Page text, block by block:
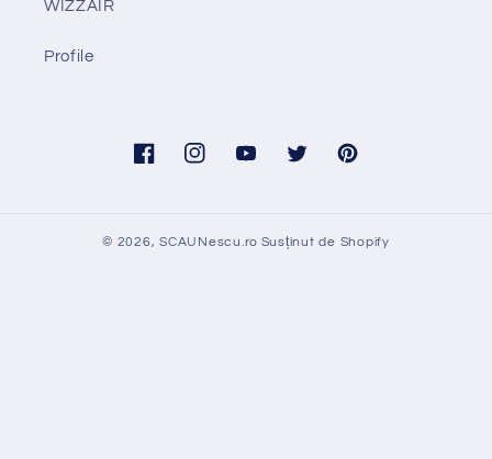
WIZZAIR
Profile
FacebookInstagramYouTubeTwitter Pinterest
© 2026,SCAUNescu.ro Susținut de Shopify